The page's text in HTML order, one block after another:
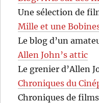
Une sélection de
Mille et une
Le blog d’un
Allen John’s attic
Le grenier d’Allen
Chroniques du
Chroniques de